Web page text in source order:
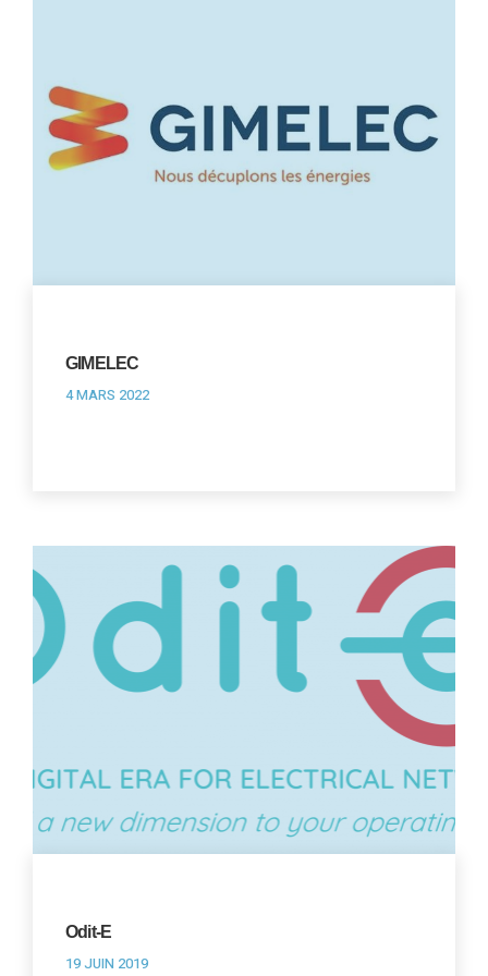
GIMELEC
4 MARS 2022
Odit-E
19 JUIN 2019